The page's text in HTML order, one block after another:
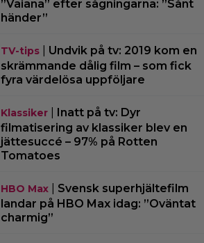
”Vaiana” efter sågningarna: ”Sånt
händer”
TV-tips| Undvik på tv: 2019 kom en
skrämmande dålig film – som fick
fyra värdelösa uppföljare
Klassiker| Inatt på tv: Dyr
filmatisering av klassiker blev en
jättesuccé – 97% på Rotten
Tomatoes
HBO Max| Svensk superhjältefilm
landar på HBO Max idag: ”Oväntat
charmig”